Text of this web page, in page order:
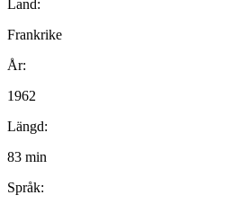
Land:
Frankrike
År:
1962
Längd:
83 min
Språk: